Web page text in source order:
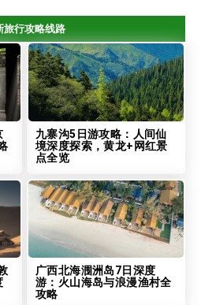
旅行攻略线路
九寨沟5日游攻略：人间仙
境深度探索，黄龙+网红景
点全览
广西北海涠洲岛7日深度
游：火山海岛与浪漫渔村全
攻略